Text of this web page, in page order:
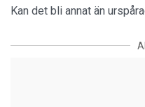
Kan det bli annat än